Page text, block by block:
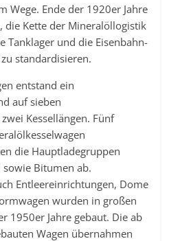
Wege. Ende der 1920er Jahre
die Kette der Mineralöllogistik
Tanklager und die Eisenbahn-
standardisieren.
entstand ein
auf sieben
Kessellängen. Fünf
die Hauptladegruppen
sowie Bitumen ab.
Entleereinrichtungen, Dome
wurden in großen
1950er Jahre gebaut. Die ab
Wagen übernahmen